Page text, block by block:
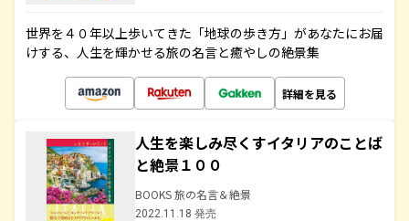
世界を４０年以上歩いてきた「地球の歩き方」があなたにお届
けする、人生を輝かせる旅の名言と癒やしの絶景集
詳細を見る
人生を楽しみ尽くすイタリアのことば
と絶景１００
BOOKS 旅の名言＆絶景
2022.11.18 発売